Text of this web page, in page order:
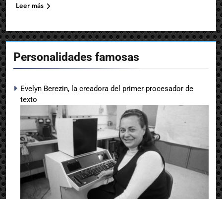
Personalidades famosas
Evelyn Berezin, la creadora del primer procesador de
texto
Leer más